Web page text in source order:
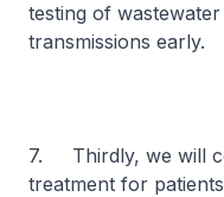
testing of
transmissions early.
7. Thirdly, we will
treatment for